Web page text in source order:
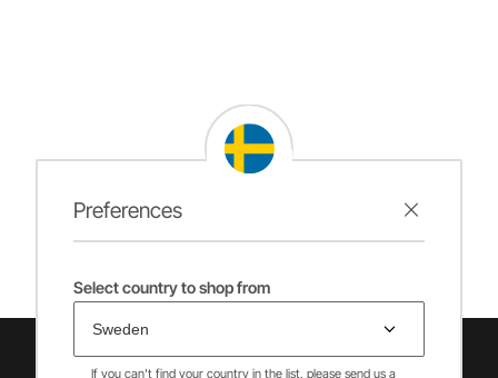
Preferences
Select country to shop from
If you can't find your country in the list, please send us a